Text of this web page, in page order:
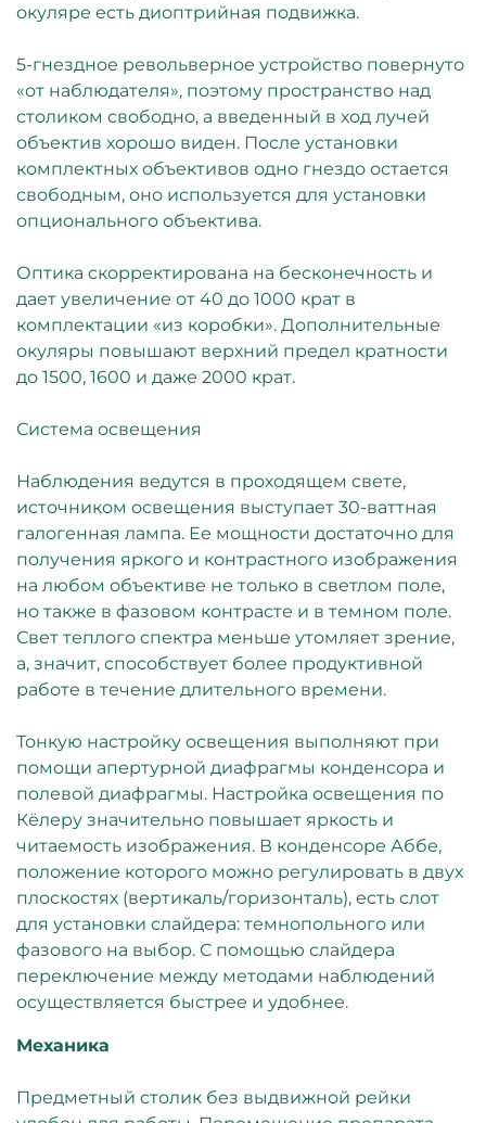
окуляре есть диоптрийная подвижка.
5-гнездное револьверное устройство повернуто
«от наблюдателя», поэтому пространство над
столиком свободно, а введенный в ход лучей
объектив хорошо виден. После установки
комплектных объективов одно гнездо остается
свободным, оно используется для установки
опционального объектива.
Оптика скорректирована на бесконечность и
дает увеличение от 40 до 1000 крат в
комплектации «из коробки». Дополнительные
окуляры повышают верхний предел кратности
до 1500, 1600 и даже 2000 крат.
Система освещения
Наблюдения ведутся в проходящем свете,
источником освещения выступает 30-ваттная
галогенная лампа. Ее мощности достаточно для
получения яркого и контрастного изображения
на любом объективе не только в светлом поле,
но также в фазовом контрасте и в темном поле.
Свет теплого спектра меньше утомляет зрение,
а, значит, способствует более продуктивной
работе в течение длительного времени.
Тонкую настройку освещения выполняют при
помощи апертурной диафрагмы конденсора и
полевой диафрагмы. Настройка освещения по
Кёлеру значительно повышает яркость и
читаемость изображения. В конденсоре Аббе,
положение которого можно регулировать в двух
плоскостях (вертикаль/горизонталь), есть слот
для установки слайдера: темнопольного или
фазового на выбор. С помощью слайдера
переключение между методами наблюдений
осуществляется быстрее и удобнее.
Механика
Предметный столик без выдвижной рейки